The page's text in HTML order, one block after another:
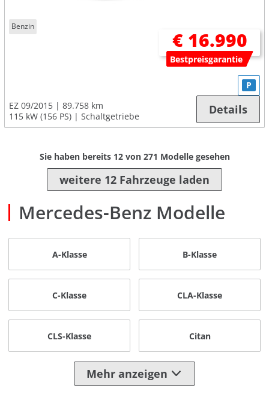
Benzin
€ 16.990
Bestpreisgarantie
EZ 09/2015
89.758 km
115 kW (156 PS)
Schaltgetriebe
P
Details
Sie haben bereits 12von 271 Modelle gesehen
weitere 12 Fahrzeuge laden
Mercedes-Benz Modelle
A-Klasse B-Klasse
C-Klasse CLA-Klasse
CLS-Klasse Citan
Mehr anzeigen